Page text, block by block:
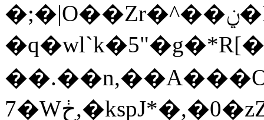
�;�|O��Zr�^��ݧ�K*���:�F{�c�c�[8��4K���a%�<��
7�Wڂ,�kspJ*�,�0�zZ�lL3lWx�r�N:ץw�vz��u�K$*��P���